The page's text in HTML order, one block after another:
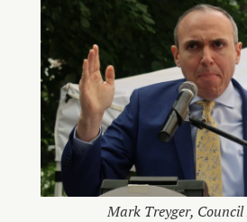
Mark Treyger, Council